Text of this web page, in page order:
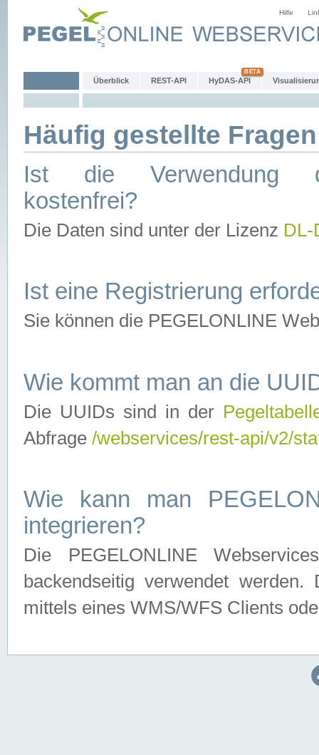
Hilfe
Überblick REST-API HyDAS-API
Häufig gestellte
Ist die Verwendung
kostenfrei?
Die Daten sind unter der Lizenz
Ist eine Registrierung
Sie können die PEGELONLINE
Wie kommt man an die
Die UUIDs sind in der
Abfrage /webservices/rest-api/v2/
Wie kann man
integrieren?
Die PEGELONLINE
backendseitig verwendet
mittels eines WMS/WFS Clients